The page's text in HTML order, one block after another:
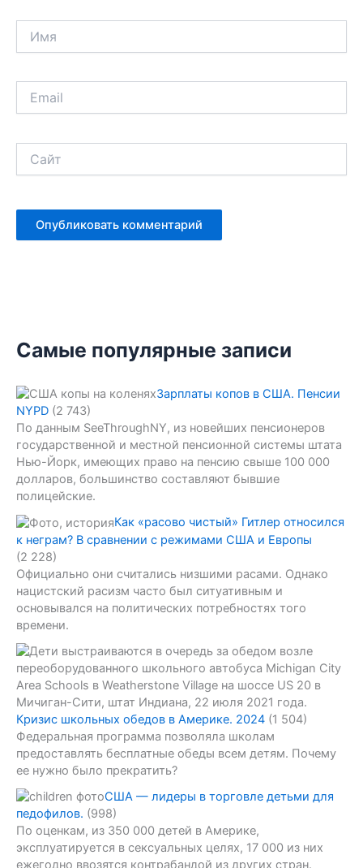
Самые популярные записи
Зарплаты копов в США. Пенсии
NYPD (2 743)
По данным SeeThroughNY, из новейших пенсионеров
государственной и местной пенсионной системы штата
Нью-Йорк, имеющих право на пенсию свыше 100 000
долларов, большинство составляют бывшие
полицейские.
Как «расово чистый» Гитлер относился
к неграм? В сравнении с режимами США и Европы
(2 228)
Официально они считались низшими расами. Однако
нацистский расизм часто был ситуативным и
основывался на политических потребностях того
времени.
Кризис школьных обедов в Америке. 2024 (1 504)
Федеральная программа позволяла школам
предоставлять бесплатные обеды всем детям. Почему
ее нужно было прекратить?
США — лидеры в торговле детьми для
педофилов. (998)
По оценкам, из 350 000 детей в Америке,
эксплуатируется в сексуальных целях, 17 000 из них
ежегодно ввозятся контрабандой из других стран.